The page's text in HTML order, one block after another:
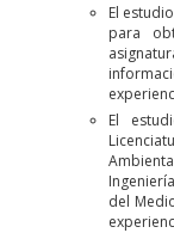
El
para
El
del